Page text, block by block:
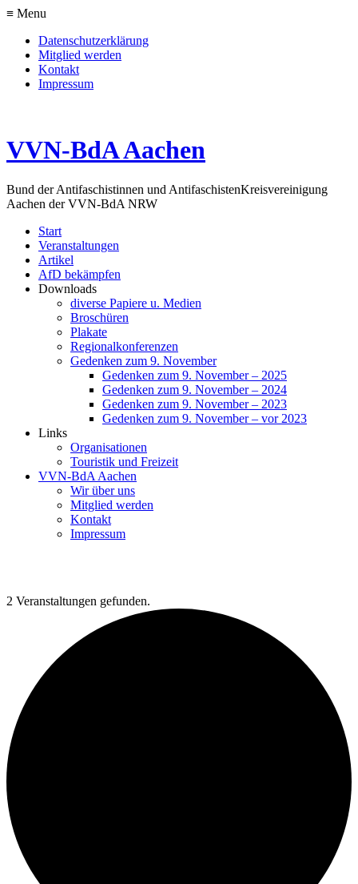
≡ Menu
Datenschutzerklärung
Mitglied werden
Kontakt
Impressum
VVN-BdA Aachen
Bund der Antifaschistinnen und AntifaschistenKreisvereinigung
Aachen der VVN-BdA NRW
Start
Veranstaltungen
Artikel
AfD bekämpfen
Downloads
diverse Papiere u. Medien
Broschüren
Plakate
Regionalkonferenzen
Gedenken zum 9. November
Gedenken zum 9. November – 2025
Gedenken zum 9. November – 2024
Gedenken zum 9. November – 2023
Gedenken zum 9. November – vor 2023
Links
Organisationen
Touristik und Freizeit
VVN-BdA Aachen
Wir über uns
Mitglied werden
Kontakt
Impressum
2 Veranstaltungen gefunden.